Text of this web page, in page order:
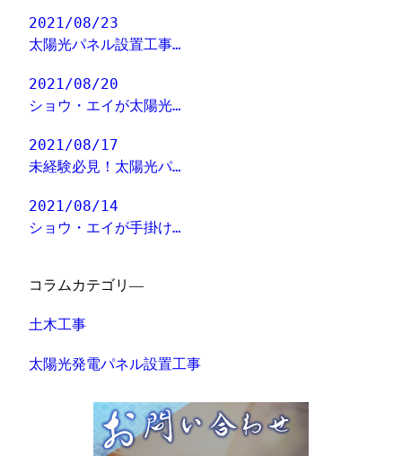
2021/08/23
太陽光パネル設置工事…
2021/08/20
ショウ・エイが太陽光…
2021/08/17
未経験必見！太陽光パ…
2021/08/14
ショウ・エイが手掛け…
コラムカテゴリ―
土木工事
太陽光発電パネル設置工事